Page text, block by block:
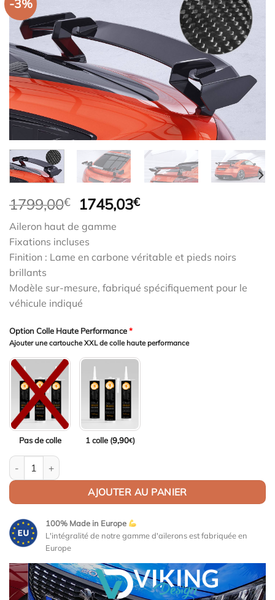
-3%
1799,00€
Le
initial
était :
1799,00€.
1745,03€Le
1745,03€.
Aileron haut de gamme
Fixations incluses
Finition : Lame en carbone véritable et pieds noirs
brillants
Modèle sur-mesure, fabriqué spécifiquement pour le
véhicule indiqué
Option Colle Haute Performance*
Ajouter une cartouche XXL de colle haute performance
Pas de colle 1 colle (9,90€)
quantité de Aileron Col de cygne V1 pour Audi TT 8J RS Coupé
AJOUTER AU PANIER
100% Made in Europe
L'intégralité de notre gamme d'ailerons est fabriquée en
Europe